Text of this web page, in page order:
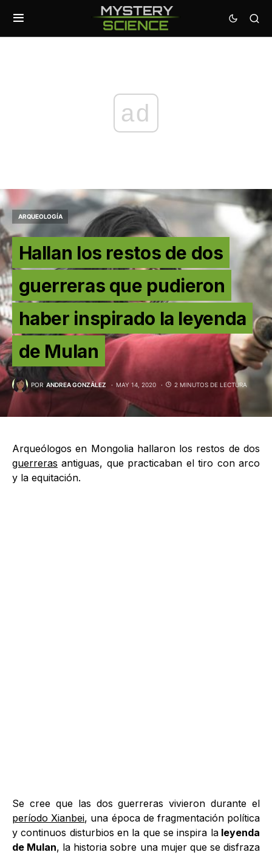
ad
ARQUEOLOGÍA
Hallan los restos de dos
guerreras que pudieron
haber inspirado la leyenda
de Mulan
POR ANDREA GONZÁLEZ MAY 14, 2020 2 MINUTOS DE LECTURA
Arqueólogos en Mongolia hallaron los restos de dos
guerreras antiguas, que practicaban el tiro con arco
y la equitación.
Se cree que las dos guerreras vivieron durante el
período Xianbei, una época de fragmentación política
y continuos disturbios en la que se inspira laleyenda
de Mulan, la historia sobre una mujer que se disfraza